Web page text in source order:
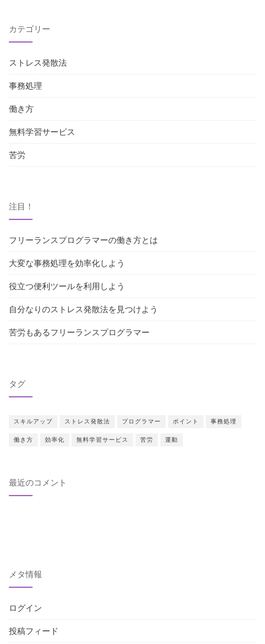
カテゴリー
ストレス発散法
事務処理
働き方
無料学習サービス
苦労
注目！
フリーランスプログラマーの働き方とは
大変な事務処理を効率化しよう
役立つ便利ツールを利用しよう
自分なりのストレス発散法を見つけよう
苦労もあるフリーランスプログラマー
タグ
スキルアップ ストレス発散法 プログラマー ポイント 事務処理
働き方 効率化 無料学習サービス 苦労 運動
最近のコメント
メタ情報
ログイン
投稿フィード